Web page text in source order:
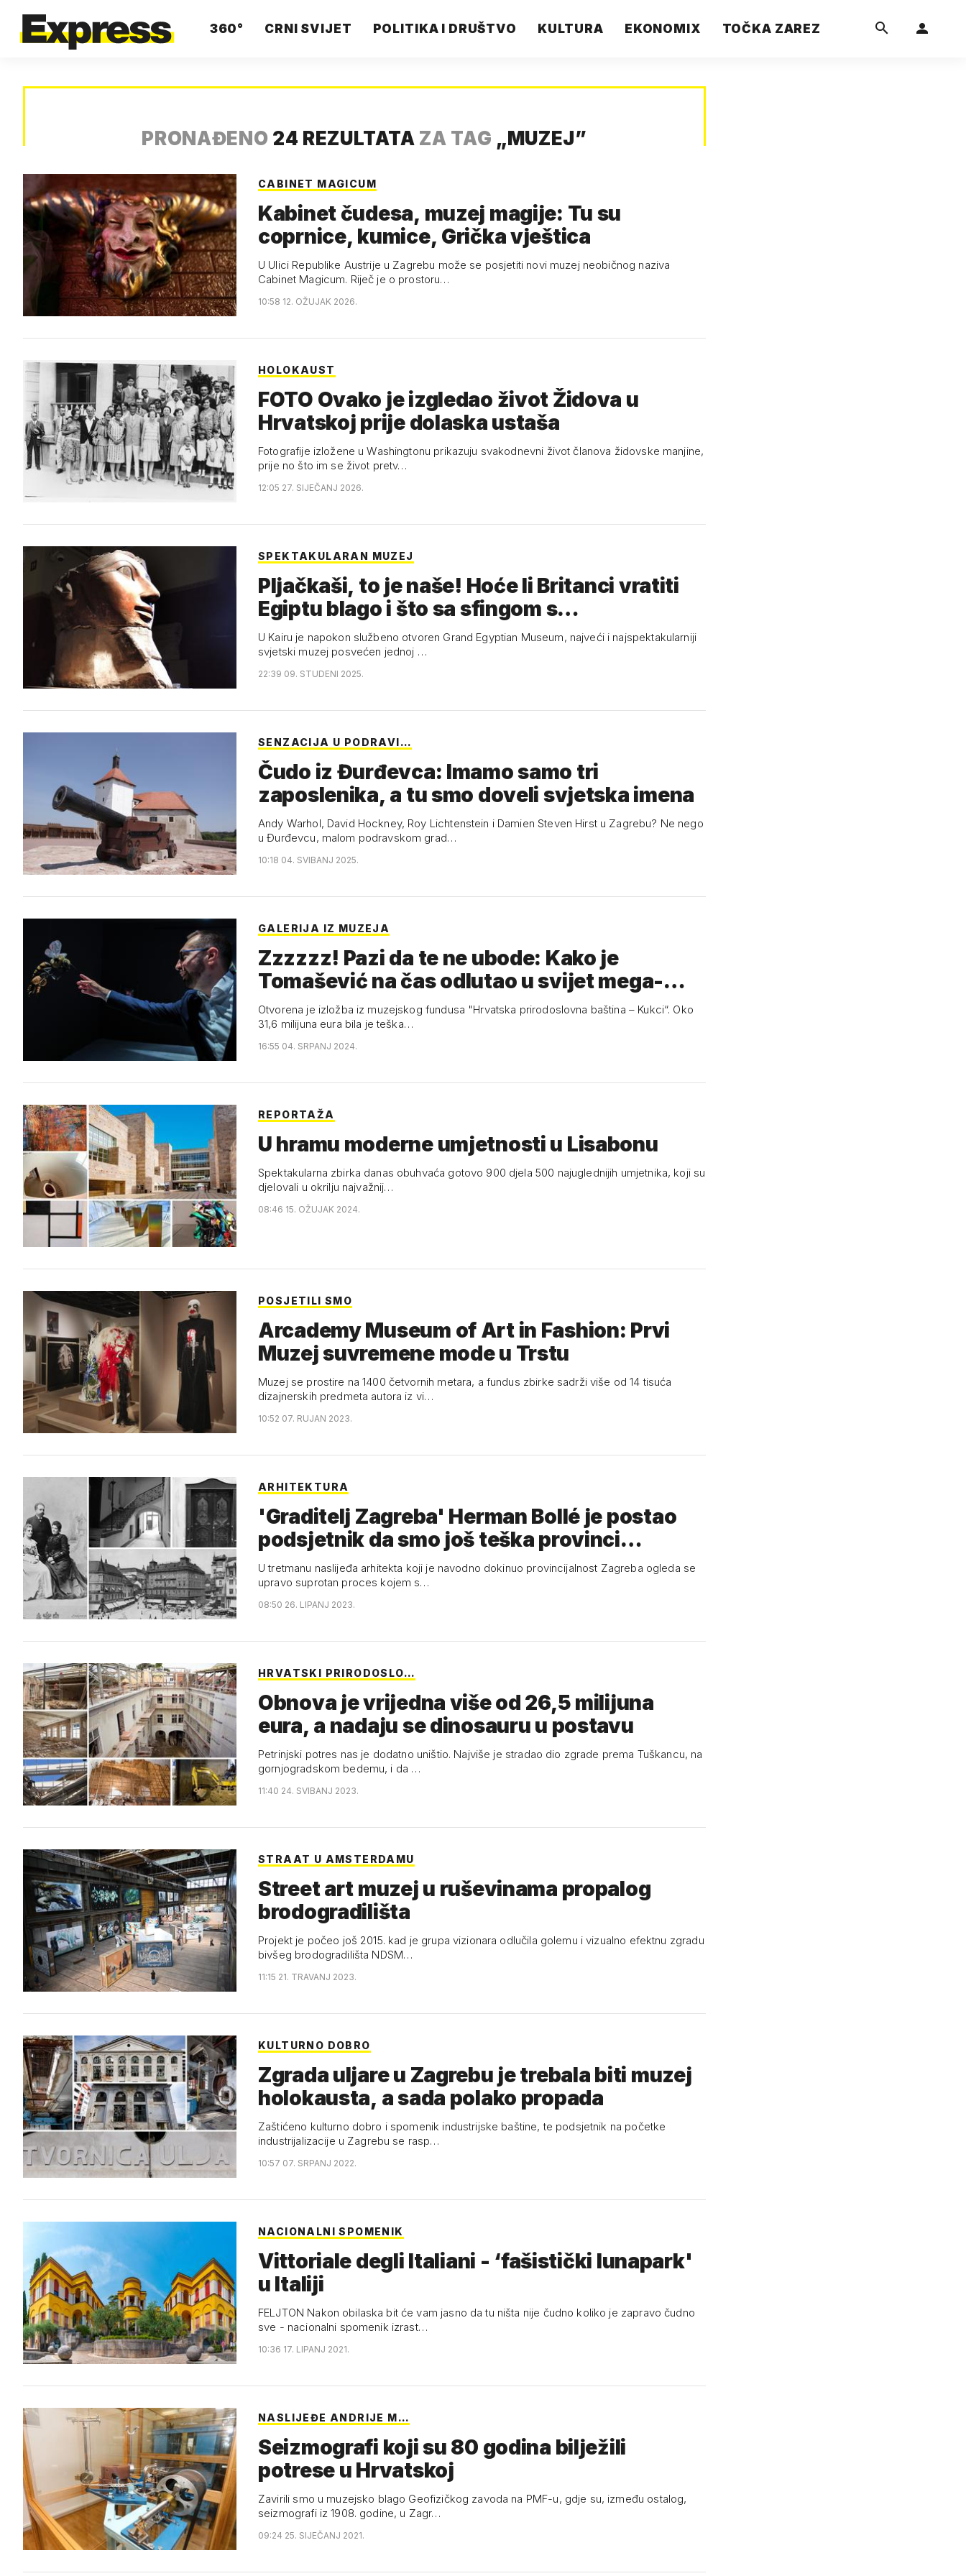
360° CRNI SVIJET POLITIKA I DRUŠTVO KULTURA EKONOMIX TOČKA ZAREZ
PRONAĐENO 24 REZULTATA ZA TAG „MUZEJ”
CABINET MAGICUM
Kabinet čudesa, muzej magije: Tu su
coprnice, kumice, Grička vještica
U Ulici Republike Austrije u Zagrebu može se posjetiti novi muzej neobičnog naziva
Cabinet Magicum. Riječ je o prostoru…
10:58 12. OŽUJAK 2026.
HOLOKAUST
FOTO Ovako je izgledao život Židova u
Hrvatskoj prije dolaska ustaša
Fotografije izložene u Washingtonu prikazuju svakodnevni život članova židovske manjine,
prije no što im se život pretv…
12:05 27. SIJEČANJ 2026.
SPEKTAKULARAN MUZEJ
Pljačkaši, to je naše! Hoće li Britanci vratiti
Egiptu blago i što sa sfingom s…
U Kairu je napokon službeno otvoren Grand Egyptian Museum, najveći i najspektakularniji
svjetski muzej posvećen jednoj …
22:39 09. STUDENI 2025.
SENZACIJA U PODRAVI…
Čudo iz Đurđevca: Imamo samo tri
zaposlenika, a tu smo doveli svjetska imena
Andy Warhol, David Hockney, Roy Lichtenstein i Damien Steven Hirst u Zagrebu? Ne nego
u Đurđevcu, malom podravskom grad…
10:18 04. SVIBANJ 2025.
GALERIJA IZ MUZEJA
Zzzzzz! Pazi da te ne ubode: Kako je
Tomašević na čas odlutao u svijet mega-
kuk…
Otvorena je izložba iz muzejskog fundusa "Hrvatska prirodoslovna baština – Kukci“. Oko
31,6 milijuna eura bila je teška…
16:55 04. SRPANJ 2024.
REPORTAŽA
U hramu moderne umjetnosti u Lisabonu
Spektakularna zbirka danas obuhvaća gotovo 900 djela 500 najuglednijih umjetnika, koji su
djelovali u okrilju najvažnij…
08:46 15. OŽUJAK 2024.
POSJETILI SMO
Arcademy Museum of Art in Fashion: Prvi
Muzej suvremene mode u Trstu
Muzej se prostire na 1400 četvornih metara, a fundus zbirke sadrži više od 14 tisuća
dizajnerskih predmeta autora iz vi…
10:52 07. RUJAN 2023.
ARHITEKTURA
'Graditelj Zagreba' Herman Bollé je postao
podsjetnik da smo još teška provinci…
U tretmanu naslijeđa arhitekta koji je navodno dokinuo provincijalnost Zagreba ogleda se
upravo suprotan proces kojem s…
08:50 26. LIPANJ 2023.
HRVATSKI PRIRODOSLO…
Obnova je vrijedna više od 26,5 milijuna
eura, a nadaju se dinosauru u postavu
Petrinjski potres nas je dodatno uništio. Najviše je stradao dio zgrade prema Tuškancu, na
gornjogradskom bedemu, i da …
11:40 24. SVIBANJ 2023.
STRAAT U AMSTERDAMU
Street art muzej u ruševinama propalog
brodogradilišta
Projekt je počeo još 2015. kad je grupa vizionara odlučila golemu i vizualno efektnu zgradu
bivšeg brodogradilišta NDSM…
11:15 21. TRAVANJ 2023.
KULTURNO DOBRO
Zgrada uljare u Zagrebu je trebala biti muzej
holokausta, a sada polako propada
Zaštićeno kulturno dobro i spomenik industrijske baštine, te podsjetnik na početke
industrijalizacije u Zagrebu se rasp…
10:57 07. SRPANJ 2022.
NACIONALNI SPOMENIK
Vittoriale degli Italiani - ‘fašistički lunapark'
u Italiji
FELJTON Nakon obilaska bit će vam jasno da tu ništa nije čudno koliko je zapravo čudno
sve - nacionalni spomenik izrast…
10:36 17. LIPANJ 2021.
NASLIJEĐE ANDRIJE M…
Seizmografi koji su 80 godina bilježili
potrese u Hrvatskoj
Zavirili smo u muzejsko blago Geofizičkog zavoda na PMF-u, gdje su, između ostalog,
seizmografi iz 1908. godine, u Zagr…
09:24 25. SIJEČANJ 2021.